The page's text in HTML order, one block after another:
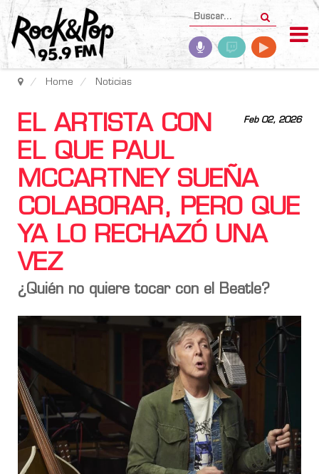
Home Noticias
Feb 02, 2026
EL ARTISTA CON
EL QUE PAUL
MCCARTNEY SUEÑA
COLABORAR, PERO QUE
YA LO RECHAZÓ UNA
VEZ
¿Quién no quiere tocar con el Beatle?